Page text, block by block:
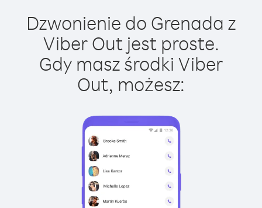
Dzwonienie do Grenada z
Viber Out jest proste.
Gdy masz środki Viber
Out, możesz: